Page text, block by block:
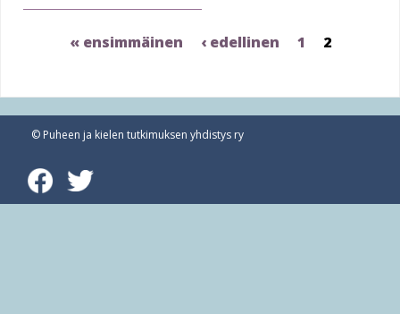
« ensimmäinen ‹ edellinen 1 2
© Puheen ja kielen tutkimuksen yhdistys ry